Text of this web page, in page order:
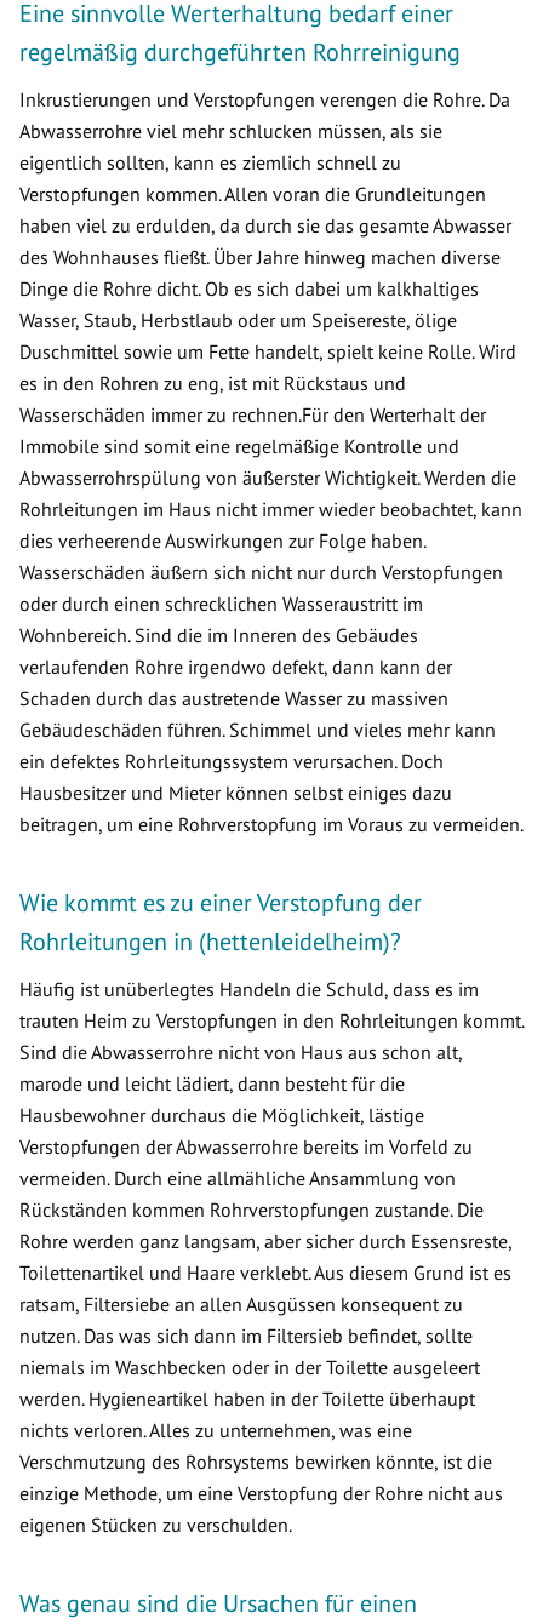
Eine sinnvolle Werterhaltung bedarf einer
regelmäßig durchgeführten Rohrreinigung
Inkrustierungen und Verstopfungen verengen die Rohre. Da
Abwasserrohre viel mehr schlucken müssen, als sie
eigentlich sollten, kann es ziemlich schnell zu
Verstopfungen kommen. Allen voran die Grundleitungen
haben viel zu erdulden, da durch sie das gesamte Abwasser
des Wohnhauses fließt. Über Jahre hinweg machen diverse
Dinge die Rohre dicht. Ob es sich dabei um kalkhaltiges
Wasser, Staub, Herbstlaub oder um Speisereste, ölige
Duschmittel sowie um Fette handelt, spielt keine Rolle. Wird
es in den Rohren zu eng, ist mit Rückstaus und
Wasserschäden immer zu rechnen.Für den Werterhalt der
Immobile sind somit eine regelmäßige Kontrolle und
Abwasserrohrspülung von äußerster Wichtigkeit. Werden die
Rohrleitungen im Haus nicht immer wieder beobachtet, kann
dies verheerende Auswirkungen zur Folge haben.
Wasserschäden äußern sich nicht nur durch Verstopfungen
oder durch einen schrecklichen Wasseraustritt im
Wohnbereich. Sind die im Inneren des Gebäudes
verlaufenden Rohre irgendwo defekt, dann kann der
Schaden durch das austretende Wasser zu massiven
Gebäudeschäden führen. Schimmel und vieles mehr kann
ein defektes Rohrleitungssystem verursachen. Doch
Hausbesitzer und Mieter können selbst einiges dazu
beitragen, um eine Rohrverstopfung im Voraus zu vermeiden.
Wie kommt es zu einer Verstopfung der
Rohrleitungen in (hettenleidelheim)?
Häufig ist unüberlegtes Handeln die Schuld, dass es im
trauten Heim zu Verstopfungen in den Rohrleitungen kommt.
Sind die Abwasserrohre nicht von Haus aus schon alt,
marode und leicht lädiert, dann besteht für die
Hausbewohner durchaus die Möglichkeit, lästige
Verstopfungen der Abwasserrohre bereits im Vorfeld zu
vermeiden. Durch eine allmähliche Ansammlung von
Rückständen kommen Rohrverstopfungen zustande. Die
Rohre werden ganz langsam, aber sicher durch Essensreste,
Toilettenartikel und Haare verklebt. Aus diesem Grund ist es
ratsam, Filtersiebe an allen Ausgüssen konsequent zu
nutzen. Das was sich dann im Filtersieb befindet, sollte
niemals im Waschbecken oder in der Toilette ausgeleert
werden. Hygieneartikel haben in der Toilette überhaupt
nichts verloren. Alles zu unternehmen, was eine
Verschmutzung des Rohrsystems bewirken könnte, ist die
einzige Methode, um eine Verstopfung der Rohre nicht aus
eigenen Stücken zu verschulden.
Was genau sind die Ursachen für einen